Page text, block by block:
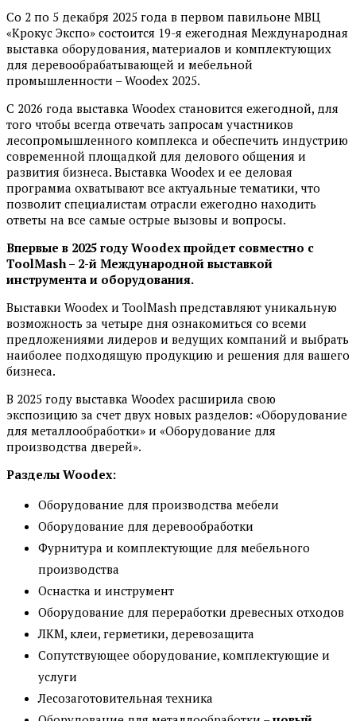
Со 2 по 5 декабря 2025 года в первом павильоне МВЦ
«Крокус Экспо» состоится 19-я ежегодная Международная
выставка оборудования, материалов и комплектующих
для деревообрабатывающей и мебельной
промышленности – Woodex 2025.
С 2026 года выставка Woodex становится ежегодной, для
того чтобы всегда отвечать запросам участников
лесопромышленного комплекса и обеспечить индустрию
современной площадкой для делового общения и
развития бизнеса. Выставка Woodex и ее деловая
программа охватывают все актуальные тематики, что
позволит специалистам отрасли ежегодно находить
ответы на все самые острые вызовы и вопросы.
Впервые в 2025 году Woodexпройдет совместно с
ToolMash– 2-й Международной выставкой
инструмента и оборудования.
Выставки Woodex и ToolMash представляют уникальную
возможность за четыре дня ознакомиться со всеми
предложениями лидеров и ведущих компаний и выбрать
наиболее подходящую продукцию и решения для вашего
бизнеса.
В 2025 году выставка Woodex расширила свою
экспозицию за счет двух новых разделов: «Оборудование
для металлообработки» и «Оборудование для
производства дверей».
Разделы Woodex:
Оборудование для производства мебели
Оборудование для деревообработки
Фурнитура и комплектующие для мебельного
производства
Оснастка и инструмент
Оборудование для переработки древесных отходов
ЛКМ, клеи, герметики, деревозащита
Сопутствующее оборудование, комплектующие и
услуги
Лесозаготовительная техника